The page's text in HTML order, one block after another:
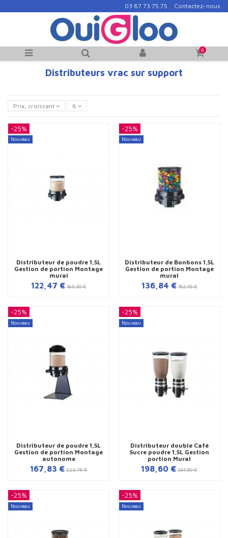
03 87 73 75 75 Contactez-nous
0
Distributeurs vrac sur support
Prix, croissant 6
-25%
Nouveau
Distributeur de poudre 1,5L
Gestion de portion Montage
mural
122,47 € 163,30 €
-25%
Nouveau
Distributeur de Bonbons 1,5L
Gestion de portion Montage
mural
136,84 € 182,45 €
-25%
Nouveau
Distributeur de poudre 1,5L
Gestion de portion Montage
autonome
167,83 € 223,78 €
-25%
Nouveau
Distributeur double Café
Sucre poudre 1,5L Gestion
portion Mural
198,60 € 264,80 €
-25%
Nouveau
-25%
Nouveau